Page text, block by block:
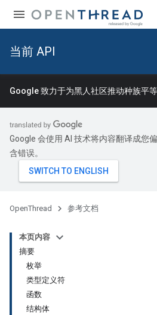
当前 API
Google 致力于为黑人社区推动种族平等
Google 会使用 AI 技术将内容翻译成您
含错误。
OpenThread 参考文档
本页内容
摘要
枚举
类型定义符
函数
结构体